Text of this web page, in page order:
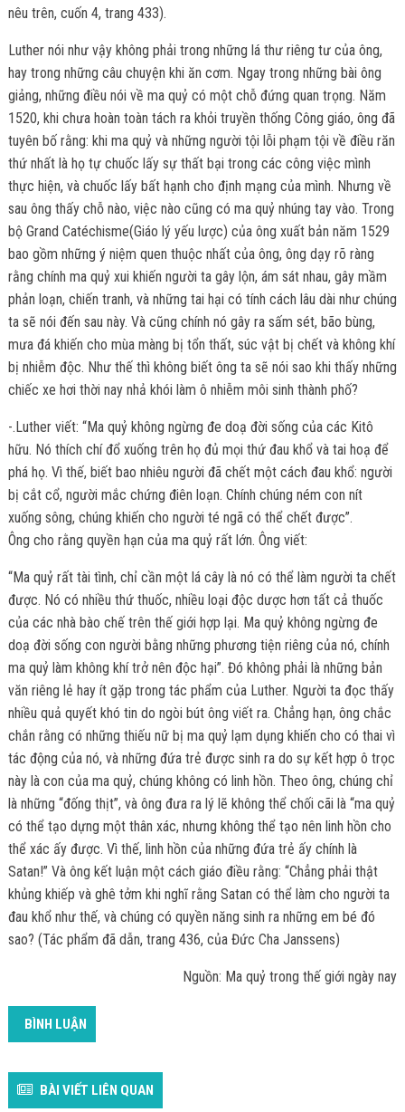
nêu trên, cuốn 4, trang 433).
Luther nói như vậy không phải trong những lá thư riêng tư của ông,
hay trong những câu chuyện khi ăn cơm. Ngay trong những bài ông
giảng, những điều nói về ma quỷ có một chỗ đứng quan trọng. Năm
1520, khi chưa hoàn toàn tách ra khỏi truyền thống Công giáo, ông đã
tuyên bố rằng: khi ma quỷ và những người tội lỗi phạm tội về điều răn
thứ nhất là họ tự chuốc lấy sự thất bại trong các công việc mình
thực hiện, và chuốc lấy bất hạnh cho định mạng của mình. Nhưng về
sau ông thấy chỗ nào, việc nào cũng có ma quỷ nhúng tay vào. Trong
bộ Grand Catéchisme(Giáo lý yếu lược) của ông xuất bản năm 1529
bao gồm những ý niệm quen thuộc nhất của ông, ông dạy rõ ràng
rằng chính ma quỷ xui khiến người ta gây lộn, ám sát nhau, gây mầm
phản loạn, chiến tranh, và những tai hại có tính cách lâu dài như chúng
ta sẽ nói đến sau này. Và cũng chính nó gây ra sấm sét, bão bùng,
mưa đá khiến cho mùa màng bị tổn thất, súc vật bị chết và không khí
bị nhiễm độc. Như thế thì không biết ông ta sẽ nói sao khi thấy những
chiếc xe hơi thời nay nhả khói làm ô nhiễm môi sinh thành phố?
-.Luther viết: “Ma quỷ không ngừng đe doạ đời sống của các Kitô
hữu. Nó thích chí đổ xuống trên họ đủ mọi thứ đau khổ và tai hoạ để
phá họ. Vì thế, biết bao nhiêu người đã chết một cách đau khổ: người
bị cắt cổ, người mắc chứng điên loạn. Chính chúng ném con nít
xuống sông, chúng khiến cho người té ngã có thể chết được”.
Ông cho rằng quyền hạn của ma quỷ rất lớn. Ông viết:
“Ma quỷ rất tài tình, chỉ cần một lá cây là nó có thể làm người ta chết
được. Nó có nhiều thứ thuốc, nhiều loại độc dược hơn tất cả thuốc
của các nhà bào chế trên thế giới hợp lại. Ma quỷ không ngừng đe
doạ đời sống con người bằng những phương tiện riêng của nó, chính
ma quỷ làm không khí trở nên độc hại”. Đó không phải là những bản
văn riêng lẻ hay ít gặp trong tác phẩm của Luther. Người ta đọc thấy
nhiều quả quyết khó tin do ngòi bút ông viết ra. Chẳng hạn, ông chắc
chắn rằng có những thiếu nữ bị ma quỷ lạm dụng khiến cho có thai vì
tác động của nó, và những đứa trẻ được sinh ra do sự kết hợp ô trọc
này là con của ma quỷ, chúng không có linh hồn. Theo ông, chúng chỉ
là những “đống thịt”, và ông đưa ra lý lẽ không thể chối cãi là “ma quỷ
có thể tạo dựng một thân xác, nhưng không thể tạo nên linh hồn cho
thể xác ấy được. Vì thế, linh hồn của những đứa trẻ ấy chính là
Satan!” Và ông kết luận một cách giáo điều rằng: “Chẳng phải thật
khủng khiếp và ghê tởm khi nghĩ rằng Satan có thể làm cho người ta
đau khổ như thế, và chúng có quyền năng sinh ra những em bé đó
sao? (Tác phẩm đã dẫn, trang 436, của Đức Cha Janssens)
Nguồn: Ma quỷ trong thế giới ngày nay
BÌNH LUẬN
BÀI VIẾT LIÊN QUAN